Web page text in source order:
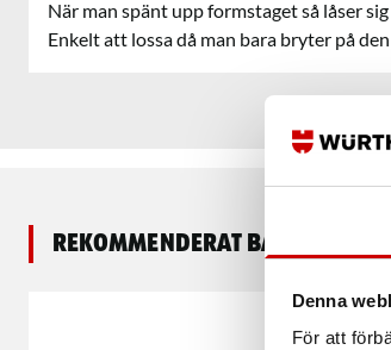
Denna
För att
När man spänt upp formstaget så låser
Enkelt att lossa då man bara bryter på den
Rekommenderat baserat på